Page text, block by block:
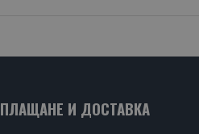
ПЛАЩАНЕ И ДОСТАВКА